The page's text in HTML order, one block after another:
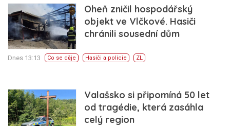
Oheň zničil hospodářský
objekt ve Vlčkové. Hasiči
chránili sousední dům
Dnes 13:13 Co se děje Hasiči a policie ZL
Valašsko si připomíná 50 let
od tragédie, která zasáhla
celý region